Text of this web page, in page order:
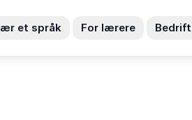
et språk For lærere